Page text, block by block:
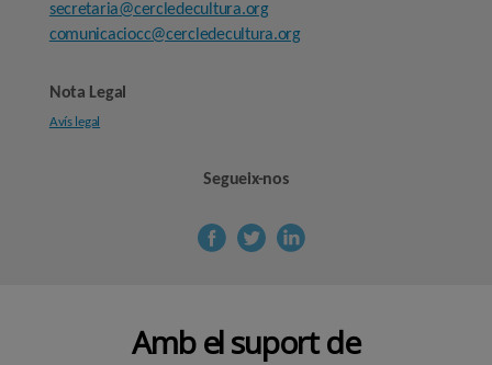
secretaria@cercledecultura.org
comunicaciocc@cercledecultura.org
Nota Legal
Avís legal
Segueix-nos
Amb el suport de